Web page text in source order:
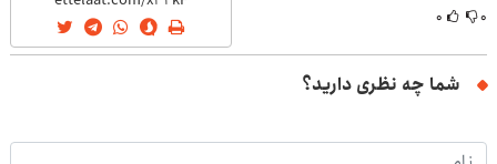
۰ ۰
شما چه نظری دارید؟